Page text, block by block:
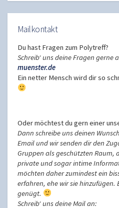
Mailkontakt
Du hast Fragen zum Polytreff?
Schreib‘ uns deine Fragen gerne
muenster.de
Ein netter Mensch wird dir so
Oder möchtest du gern einer
Dann schreibe uns deinen
Email und wir senden dir den
Gruppen als geschützten Raum,
private und sogar intime
möchten daher zumindest ein
erfahren, ehe wir sie hinzufügen.
genügt.
Schreib‘ uns deine Mail an: